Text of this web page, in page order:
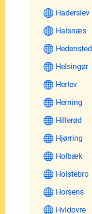
Haderslev
Halsnæs
Hedensted
Helsingør
Herlev
Herning
Hillerød
Hjørring
Holbæk
Holstebro
Horsens
Hvidovre